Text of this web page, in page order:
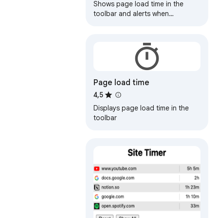
Shows page load time in the
toolbar and alerts when
Page load time
4,5
Displays page load time in the
toolbar